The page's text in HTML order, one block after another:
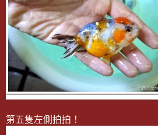
第五隻左側拍拍！